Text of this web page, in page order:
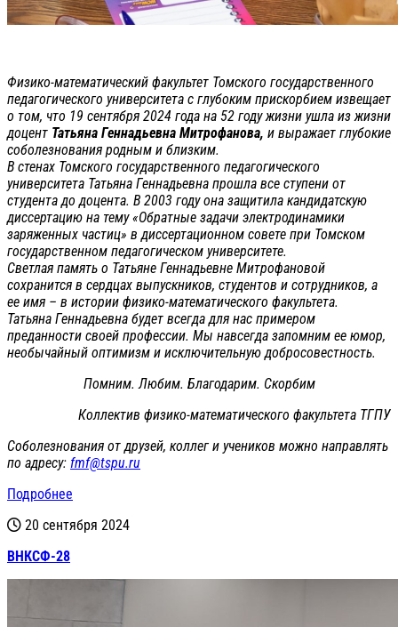
Физико-математический факультет Томского государственного
педагогического университета с глубоким прискорбием извещает
о том, что 19 сентября 2024 года на 52 году жизни ушла из жизни
доцент Татьяна Геннадьевна Митрофанова, и выражает глубокие
соболезнования родным и близким.
В стенах Томского государственного педагогического
университета Татьяна Геннадьевна прошла все ступени от
студента до доцента. В 2003 году она защитила кандидатскую
диссертацию на тему «Обратные задачи электродинамики
заряженных частиц» в диссертационном совете при Томском
государственном педагогическом университете.
Светлая память о Татьяне Геннадьевне Митрофановой
сохранится в сердцах выпускников, студентов и сотрудников, а
ее имя – в истории физико-математического факультета.
Татьяна Геннадьевна будет всегда для нас примером
преданности своей профессии. Мы навсегда запомним ее юмор,
необычайный оптимизм и исключительную добросовестность.
Помним. Любим. Благодарим. Скорбим
Коллектив физико-математического факультета ТГПУ
Соболезнования от друзей, коллег и учеников можно направлять
по адресу: fmf@tspu.ru
Подробнее
20 сентября 2024
ВНКСФ-28